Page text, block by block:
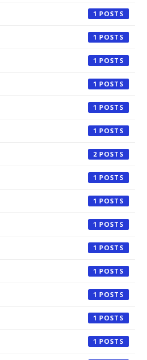
1
1
1
1
1
1
2
1
1
1
1
1
1
1
1